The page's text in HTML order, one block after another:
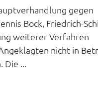
gegen
Bock, Friedrich-
weiterer Verfahren
nicht in
...